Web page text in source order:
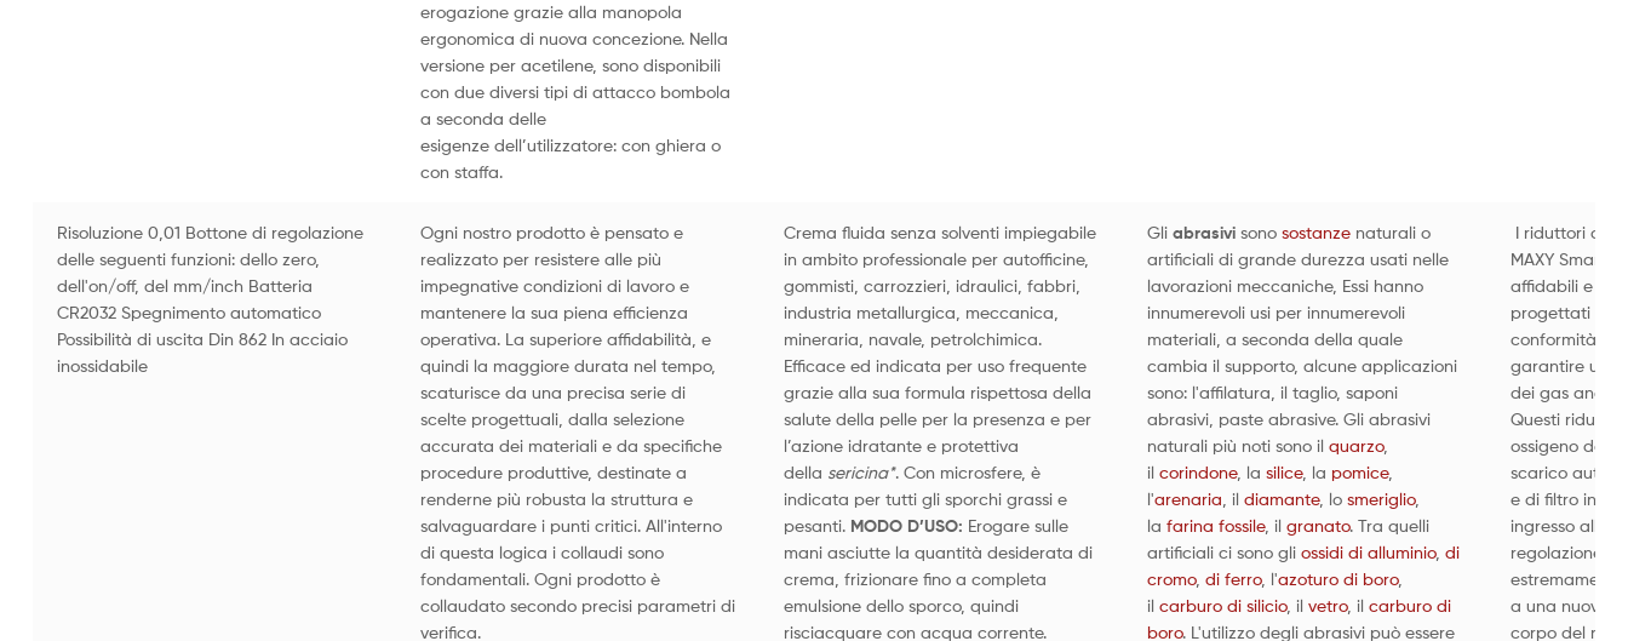
erogazione grazie alla manopola
ergonomica di nuova concezione. Nella
versione per acetilene, sono disponibili
con due diversi tipi di attacco bombola
a seconda delle
esigenze dell’utilizzatore: con ghiera o
con staffa.
Risoluzione 0,01 Bottone di regolazione
delle seguenti funzioni: dello zero,
dell'on/off, del mm/inch Batteria
CR2032 Spegnimento automatico
Possibilità di uscita Din 862 In acciaio
inossidabile
Ogni nostro prodotto è pensato e
realizzato per resistere alle più
impegnative condizioni di lavoro e
mantenere la sua piena efficienza
operativa. La superiore affidabilità, e
quindi la maggiore durata nel tempo,
scaturisce da una precisa serie di
scelte progettuali, dalla selezione
accurata dei materiali e da specifiche
procedure produttive, destinate a
renderne più robusta la struttura e
salvaguardare i punti critici. All'interno
di questa logica i collaudi sono
fondamentali. Ogni prodotto è
collaudato secondo precisi parametri di
verifica.
Crema fluida senza solventi impiegabile
in ambito professionale per autofficine,
gommisti, carrozzieri, idraulici, fabbri,
industria metallurgica, meccanica,
mineraria, navale, petrolchimica.
Efficace ed indicata per uso frequente
grazie alla sua formula rispettosa della
salute della pelle per la presenza e per
l’azione idratante e protettiva
della sericina*. Con microsfere, è
indicata per tutti gli sporchi grassi e
pesanti. MODO D’USO: Erogare sulle
mani asciutte la quantità desiderata di
crema, frizionare fino a completa
emulsione dello sporco, quindi
risciacquare con acqua corrente.
Gli abrasivisono sostanzenaturali o
artificiali di grande durezza usati nelle
lavorazioni meccaniche, Essi hanno
innumerevoli usi per innumerevoli
materiali, a seconda della quale
cambia il supporto, alcune applicazioni
sono: l'affilatura, il taglio, saponi
abrasivi, paste abrasive. Gli abrasivi
naturali più noti sono il quarzo,
il corindone, la silice, la pomice,
l'arenaria, il diamante, lo smeriglio,
la farina fossile, il granato. Tra quelli
artificiali ci sono gli ossidi di alluminio, di
cromo, di ferro, l'azoturo di boro,
il carburo di silicio, il vetro, il carburo di
boro. L'utilizzo degli abrasivi può essere
I riduttori di
MAXY Smart
affidabili e dai
progettati e
conformità
garantire un
dei gas anche
Questi
ossigeno
scarico
e di filtro in
ingresso alla
regolazione
a una nuova
corpo del